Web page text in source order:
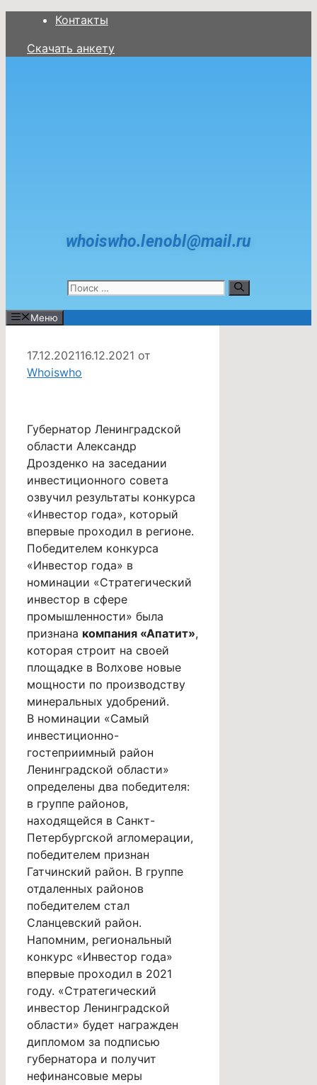
Контакты
Скачать анкету
whoiswho.lenobl@mail.ru
Меню
17.12.202116.12.2021 от
Whoiswho
Губернатор Ленинградской
области Александр
Дрозденко на заседании
инвестиционного совета
озвучил результаты конкурса
«Инвестор года», который
впервые проходил в регионе.
Победителем конкурса
«Инвестор года» в
номинации «Стратегический
инвестор в сфере
промышленности» была
признана компания «Апатит»,
которая строит на своей
площадке в Волхове новые
мощности по производству
минеральных удобрений.
В номинации «Самый
инвестиционно-
гостеприимный район
Ленинградской области»
определены два победителя:
в группе районов,
находящейся в Санкт-
Петербургской агломерации,
победителем признан
Гатчинский район. В группе
отдаленных районов
победителем стал
Сланцевский район.
Напомним, региональный
конкурс «Инвестор года»
впервые проходил в 2021
году. «Стратегический
инвестор Ленинградской
области» будет награжден
дипломом за подписью
губернатора и получит
нефинансовые меры